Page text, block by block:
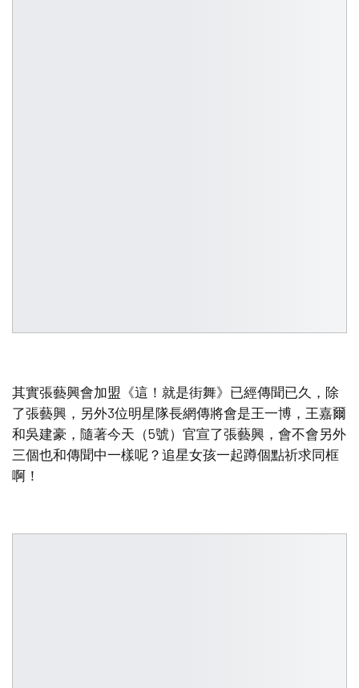
其實張藝興會加盟《這！就是街舞》已經傳聞已久，除
了張藝興，另外3位明星隊長網傳將會是王一博，王嘉爾
和吳建豪，隨著今天（5號）官宣了張藝興，會不會另外
三個也和傳聞中一樣呢？追星女孩一起蹲個點祈求同框
啊！